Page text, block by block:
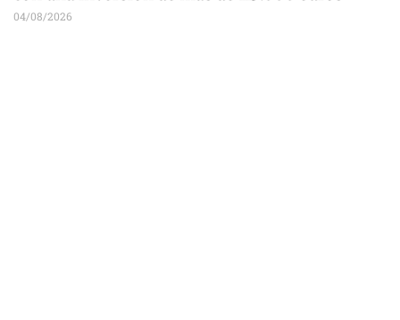
04/08/2026